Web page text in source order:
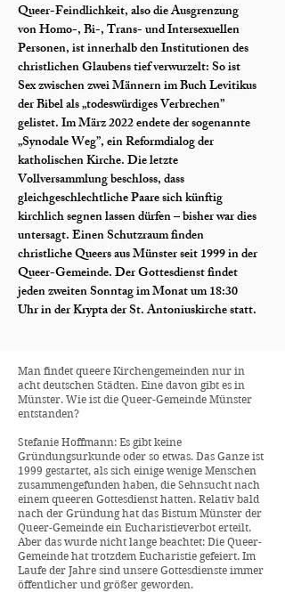
Man findet queere Kirchengemeinden nur in
acht deutschen Städten. Eine davon gibt es in
Münster. Wie ist die Queer-Gemeinde Münster
entstanden?
Stefanie Hoffmann: Es gibt keine
Gründungsurkunde oder so etwas. Das Ganze ist
1999 gestartet, als sich einige wenige Menschen
zusammengefunden haben, die Sehnsucht nach
einem queeren Gottesdienst hatten. Relativ bald
nach der Gründung hat das Bistum Münster der
Queer-Gemeinde ein Eucharistieverbot erteilt.
Aber das wurde nicht lange beachtet: Die Queer-
Gemeinde hat trotzdem Eucharistie gefeiert. Im
Laufe der Jahre sind unsere Gottesdienste immer
öffentlicher und größer geworden.
Queer-Feindlichkeit, also die Ausgrenzung
von Homo-, Bi-, Trans- und Intersexuellen
Personen, ist innerhalb den Institutionen des
christlichen Glaubens tief verwurzelt: So ist
Sex zwischen zwei Männern im Buch Levitikus
der Bibel als „todeswürdiges Verbrechen”
gelistet. Im März 2022 endete der sogenannte
„Synodale Weg”, ein Reformdialog der
katholischen Kirche. Die letzte
Vollversammlung beschloss, dass
gleichgeschlechtliche Paare sich künftig
kirchlich segnen lassen dürfen – bisher war dies
untersagt. Einen Schutzraum finden
christliche Queers aus Münster seit 1999 in der
Queer-Gemeinde. Der Gottesdienst findet
jeden zweiten Sonntag im Monat um 18:30
Uhr in der Krypta der St. Antoniuskirche statt.